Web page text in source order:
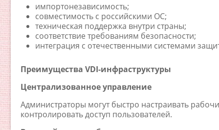
импортонезависимость;
совместимость с российскими ОС;
техническая поддержка внутри страны;
соответствие требованиям безопасности;
интеграция с отечественными системами
Преимущества VDI-инфраструктуры
Централизованное управление
Администраторы могут быстро настраивать
контролировать доступ пользователей.